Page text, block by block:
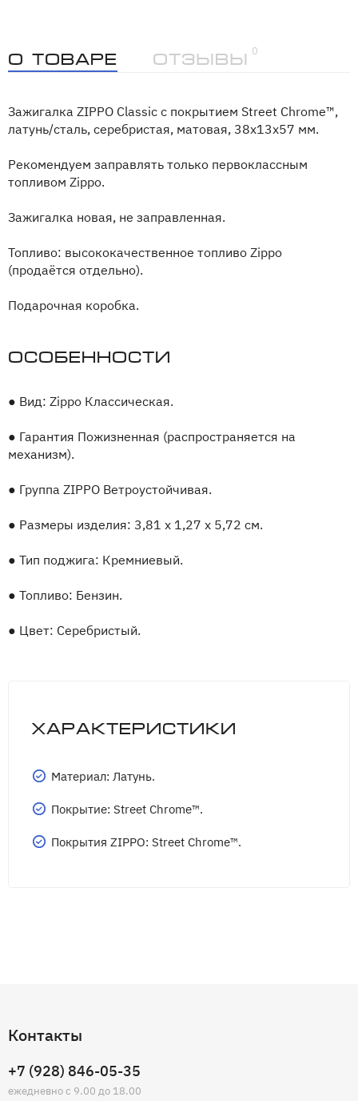
О товаре Отзывы
0
Зажигалка ZIPPO Classic с покрытием Street Chrome™,
латунь/сталь, серебристая, матовая, 38x13x57 мм.
Рекомендуем заправлять только первоклассным
топливом Zippo.
Зажигалка новая, не заправленная.
Топливо: высококачественное топливо Zippo
(продаётся отдельно).
Подарочная коробка.
Особенности
● Вид: Zippo Классическая.
● Гарантия Пожизненная (распространяется на
механизм).
● Группа ZIPPO Ветроустойчивая.
● Размеры изделия: 3,81 х 1,27 x 5,72 cм.
● Тип поджига: Кремниевый.
● Топливо: Бензин.
● Цвет: Серебристый.
Характеристики
Материал: Латунь.
Покрытие: Street Chrome™.
Покрытия ZIPPO: Street Chrome™.
Контакты
+7 (928) 846-05-35
ежедневно с 9.00 до 18.00